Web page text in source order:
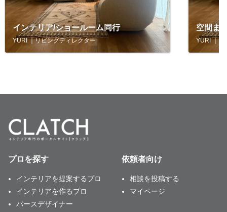
インテリア/ショールーム同行
YURI ｜リビングディレクター
空間ま
YURI ｜リ
プロを探す
インテリアを提案するプロ
インテリアを作るプロ
パースデザイナー
依頼者向け
相談を投稿する
マイページ